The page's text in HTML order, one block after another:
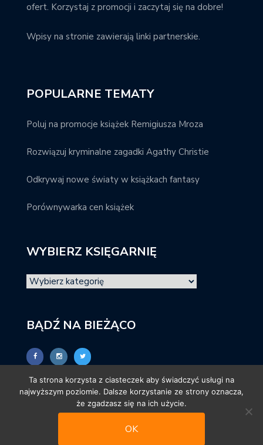
ofert. Korzystaj z promocji i zaczytaj się na dobre!
Wpisy na stronie zawierają linki partnerskie.
POPULARNE TEMATY
Poluj na promocje książek Remigiusza Mroza
Rozwiązuj kryminalne zagadki Agathy Christie
Odkrywaj nowe światy w książkach fantasy
Porównywarka cen książek
WYBIERZ KSIĘGARNIĘ
BĄDŹ NA BIEŻĄCO
© promocjeksiazkowe.pl
Ta strona korzysta z ciasteczek aby świadczyć usługi na
najwyższym poziomie. Dalsze korzystanie ze strony oznacza,
że zgadzasz się na ich użycie.
OK